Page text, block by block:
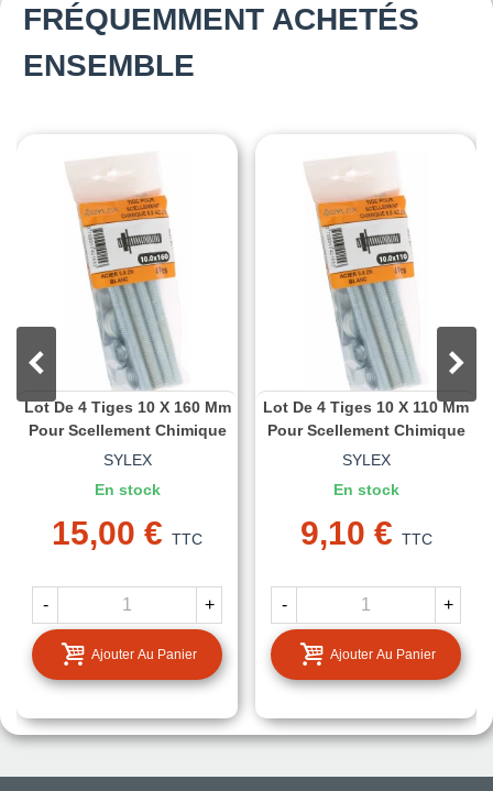
FRÉQUEMMENT ACHETÉS
ENSEMBLE
Lot De 4 Tiges 10 X 160 Mm
Pour Scellement Chimique
SYLEX
En stock
15,00 € TTC
- +
Ajouter Au Panier
Lot De 4 Tiges 10 X 110 Mm
Pour Scellement Chimique
SYLEX
En stock
9,10 € TTC
- +
Ajouter Au Panier